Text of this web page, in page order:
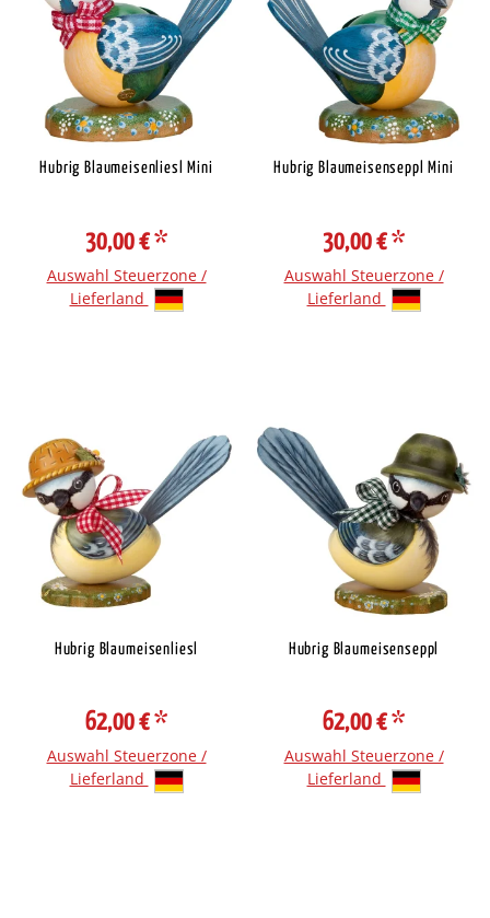
Hubrig Blaumeisenliesl Mini
30,00 €*
Auswahl Steuerzone /
Lieferland
Hubrig Blaumeisenseppl Mini
30,00 €*
Auswahl Steuerzone /
Lieferland
Hubrig Blaumeisenliesl
62,00 €*
Auswahl Steuerzone /
Lieferland
Hubrig Blaumeisenseppl
62,00 €*
Auswahl Steuerzone /
Lieferland